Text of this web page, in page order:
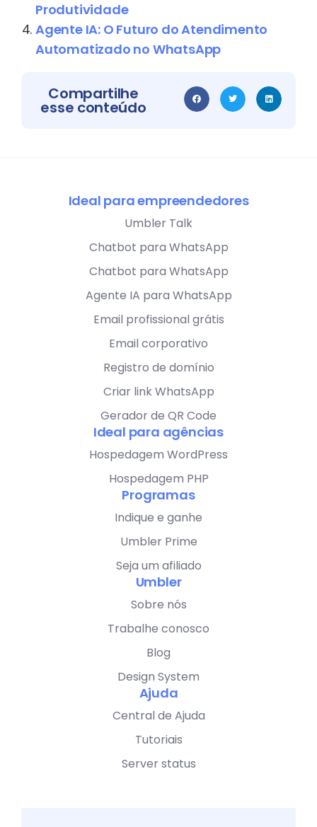
Produtividade
Agente IA: O Futuro do Atendimento
Automatizado no WhatsApp
Compartilhe
esse conteúdo
Ideal para empreendedores
Umbler Talk
Chatbot para WhatsApp
Chatbot para WhatsApp
Agente IA para WhatsApp
Email profissional grátis
Email corporativo
Registro de domínio
Criar link WhatsApp
Gerador de QR Code
Ideal para agências
Hospedagem WordPress
Hospedagem PHP
Programas
Indique e ganhe
Umbler Prime
Seja um afiliado
Umbler
Sobre nós
Trabalhe conosco
Blog
Design System
Ajuda
Central de Ajuda
Tutoriais
Server status